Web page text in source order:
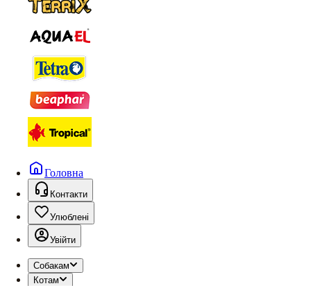
Головна
Контакти
Улюблені
Увійти
Собакам
Котам